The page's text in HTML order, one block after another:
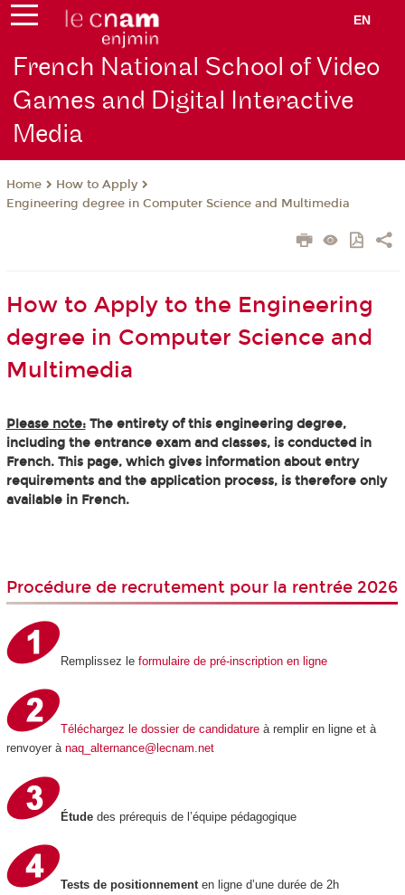
EN
French National School of Video
Games and Digital Interactive
Media
Home
How to Apply
Engineering degree in Computer Science and Multimedia
How to Apply to the Engineering
degree in Computer Science and
Multimedia
Please note:The entirety of this engineering degree,
including the entrance exam and classes, is conducted in
French. This page, which gives information about entry
requirements and the application process, is therefore only
available in French.
Procédure de recrutement pour la rentrée 2026
Remplissez le formulaire de pré-inscription en ligne
Téléchargez le dossier de candidatureà remplir en ligne et à
renvoyer à naq_alternance@lecnam.net
Étudedes prérequis de l’équipe pédagogique
Tests de positionnementen ligne d’une durée de 2h